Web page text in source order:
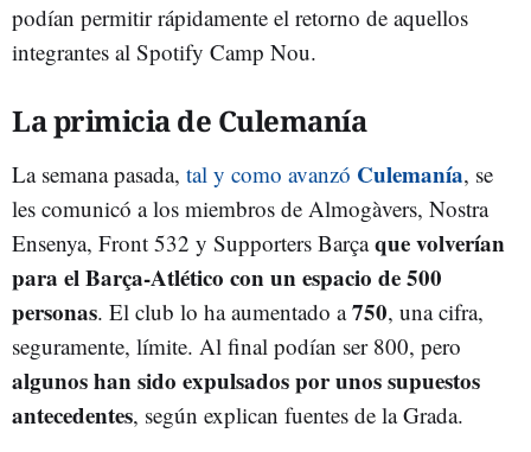
podían permitir rápidamente el retorno de aquellos
integrantes al Spotify Camp Nou.
La primicia de Culemanía
La semana pasada, tal y como avanzó Culemanía, se
les comunicó a los miembros de Almogàvers, Nostra
Ensenya, Front 532 y Supporters Barçaque volverían
para el Barça-Atlético con un espacio de 500
personas. El club lo ha aumentado a750, una cifra,
seguramente, límite. Al final podían ser 800, pero
algunos han sido expulsados por unos supuestos
antecedentes, según explican fuentes de la Grada.